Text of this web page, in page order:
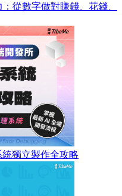
從數字做對賺錢、花錢、
統獨立製作全攻略